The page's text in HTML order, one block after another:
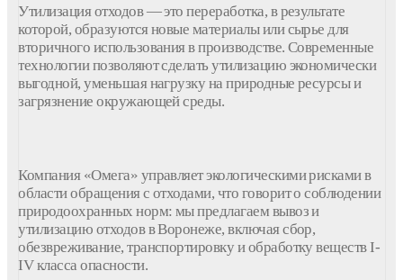
Утилизация отходов — это переработка, в результате
которой, образуются новые материалы или сырье для
вторичного использования в производстве. Современные
технологии позволяют сделать утилизацию экономически
выгодной, уменьшая нагрузку на природные ресурсы и
загрязнение окружающей среды.
Компания «Омега» управляет экологическими рисками в
области обращения с отходами, что говорит о соблюдении
природоохранных норм: мы предлагаем вывоз и
утилизацию отходов в Воронеже, включая сбор,
обезвреживание, транспортировку и обработку веществ I-
IV класса опасности.